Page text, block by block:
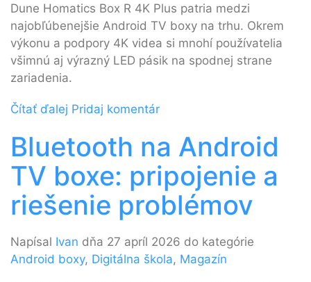
Dune Homatics Box R 4K Plus patria medzi
najobľúbenejšie Android TV boxy na trhu. Okrem
výkonu a podpory 4K videa si mnohí používatelia
všimnú aj výrazný LED pásik na spodnej strane
zariadenia.
Čítať ďalej Pridaj komentár
Bluetooth na Android
TV boxe: pripojenie a
riešenie problémov
Napísal Ivan dňa 27 apríl 2026 do kategórie
Android boxy, Digitálna škola, Magazín